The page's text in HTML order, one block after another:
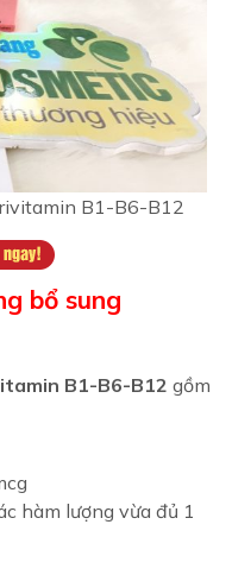
B1-B6-B12
bổ sung
B1-B6-B12 gồm
hàm lượng vừa đủ 1